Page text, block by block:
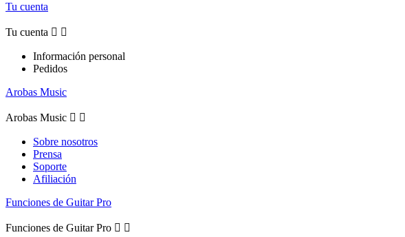
Tu cuenta
Tu cuenta  
Información personal
Pedidos
Arobas Music
Arobas Music  
Sobre nosotros
Prensa
Soporte
Afiliación
Funciones de Guitar Pro
Funciones de Guitar Pro  